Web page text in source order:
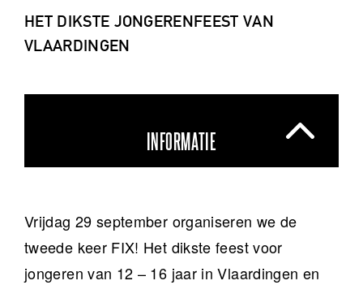
HET DIKSTE JONGERENFEEST VAN
VLAARDINGEN
INFORMATIE
Vrijdag 29 september organiseren we de
tweede keer FIX! Het dikste feest voor
jongeren van 12 – 16 jaar in Vlaardingen en